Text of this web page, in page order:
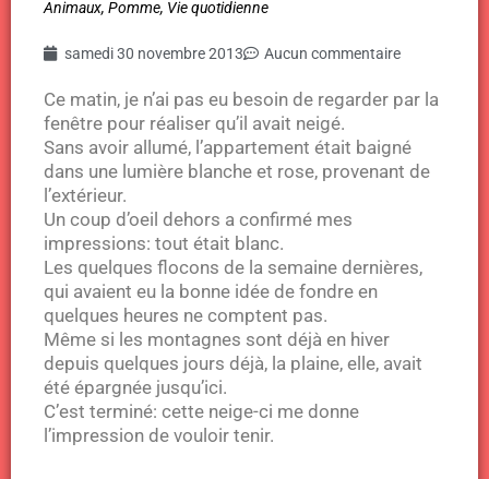
Animaux, Pomme, Vie quotidienne
samedi 30 novembre 2013 Aucun commentaire
Ce matin, je n’ai pas eu besoin de regarder par la
fenêtre pour réaliser qu’il avait neigé.
Sans avoir allumé, l’appartement était baigné
dans une lumière blanche et rose, provenant de
l’extérieur.
Un coup d’oeil dehors a confirmé mes
impressions: tout était blanc.
Les quelques flocons de la semaine dernières,
qui avaient eu la bonne idée de fondre en
quelques heures ne comptent pas.
Même si les montagnes sont déjà en hiver
depuis quelques jours déjà, la plaine, elle, avait
été épargnée jusqu’ici.
C’est terminé: cette neige-ci me donne
l’impression de vouloir tenir.